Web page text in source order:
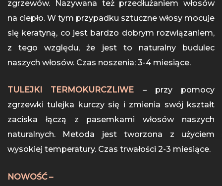
zgrzewów. Nazywana też przedłużaniem włosów
na ciepło. W tym przypadku sztuczne włosy mocuje
się keratyną, co jest bardzo dobrym rozwiązaniem,
z tego względu, że jest to naturalny budulec
naszych włosów. Czas noszenia: 3-4 miesiące.
TULEJKI TERMOKURCZLIWE – przy pomocy
zgrzewki tulejka kurczy się i zmienia swój kształt
zaciska łączą z pasemkami włosów naszych
naturalnych. Metoda jest tworzona z użyciem
wysokiej temperatury. Czas trwałości 2-3 miesiące.
NOWOŚĆ –